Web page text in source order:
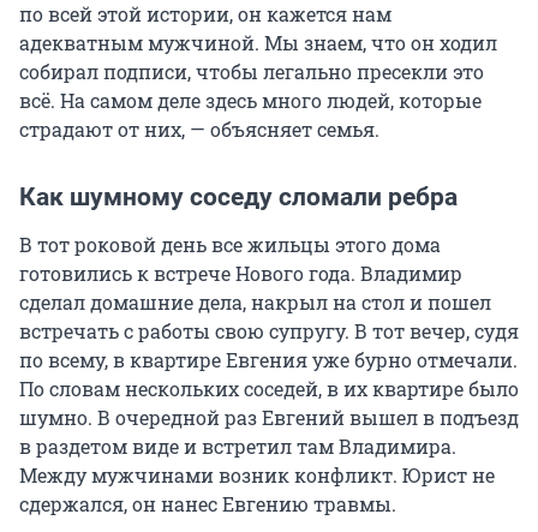
по всей этой истории, он кажется нам
адекватным мужчиной. Мы знаем, что он ходил
собирал подписи, чтобы легально пресекли это
всё. На самом деле здесь много людей, которые
страдают от них, — объясняет семья.
Как шумному соседу сломали ребра
В тот роковой день все жильцы этого дома
готовились к встрече Нового года. Владимир
сделал домашние дела, накрыл на стол и пошел
встречать с работы свою супругу. В тот вечер, судя
по всему, в квартире Евгения уже бурно отмечали.
По словам нескольких соседей, в их квартире было
шумно. В очередной раз Евгений вышел в подъезд
в раздетом виде и встретил там Владимира.
Между мужчинами возник конфликт. Юрист не
сдержался, он нанес Евгению травмы.